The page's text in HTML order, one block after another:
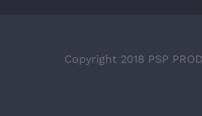
Copyright 2018 PSP